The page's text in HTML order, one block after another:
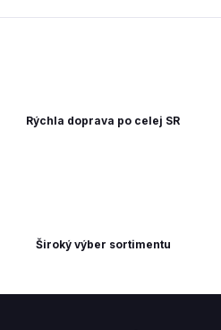
Rýchla doprava po celej SR
Široký výber sortimentu